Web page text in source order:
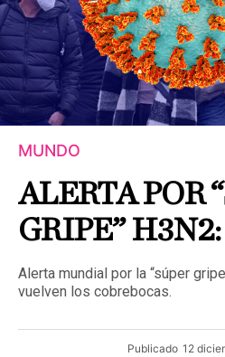
MUNDO
ALERTA POR
GRIPE” H3N2:
Alerta mundial por la “súper
vuelven los cobrebocas.
Publicado 12